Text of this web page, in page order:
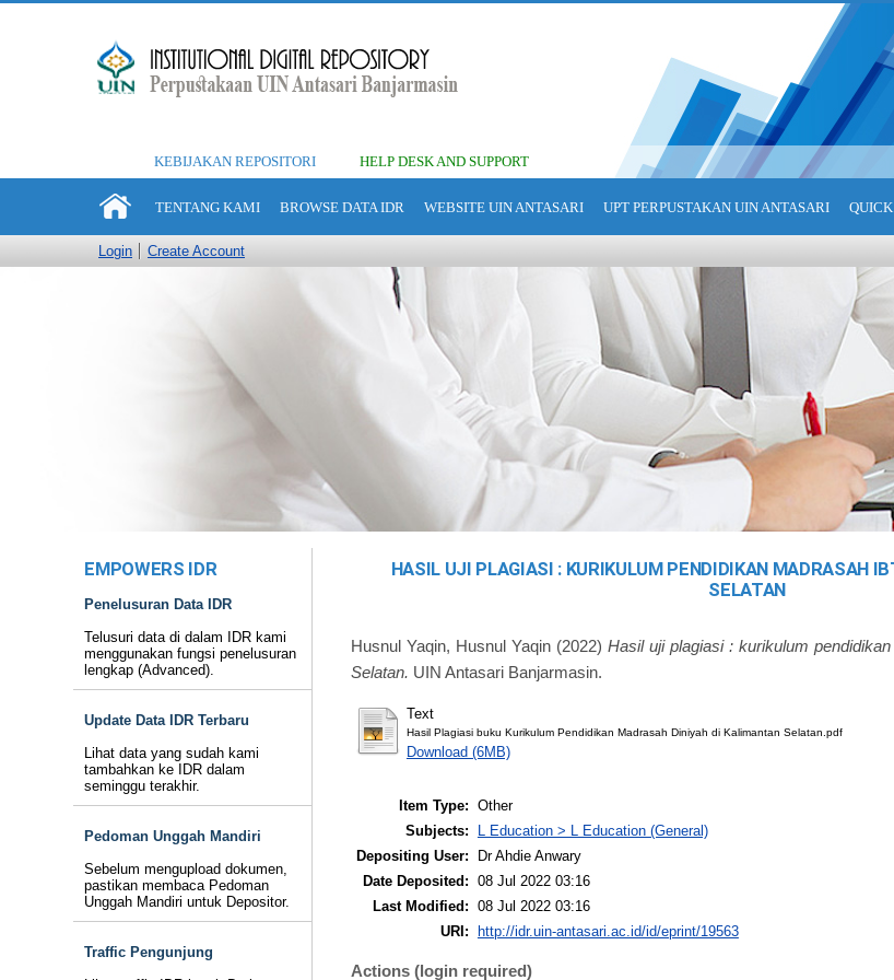
KEBIJAKAN REPOSITORI HELP DESK AND SUPPORT
TENTANG KAMI BROWSE DATA IDR WEBSITE UIN ANTASARI UPT PERPUSTAKAN UIN ANTASARI
Login Create Account
EMPOWERS IDR
Penelusuran Data IDR
Telusuri data di dalam IDR kami
menggunakan fungsi penelusuran
lengkap (Advanced).
Update Data IDR Terbaru
Lihat data yang sudah kami
tambahkan ke IDR dalam
seminggu terakhir.
Pedoman Unggah Mandiri
Sebelum mengupload dokumen,
pastikan membaca Pedoman
Unggah Mandiri untuk Depositor.
Traffic Pengunjung
HASIL UJI PLAGIASI : KURIKULUM PENDIDIKAN MADRASAH
SELATAN
Husnul Yaqin, Husnul Yaqin(2022) Hasil uji plagiasi : kurikulum
Selatan. UIN Antasari Banjarmasin.
Text
Hasil Plagiasi buku Kurikulum Pendidikan Madrasah Diniyah di Kalimantan Selatan.pdf
Download (6MB)
Item Type: Other
Subjects:
L Education > L Education (General)
Depositing User:
Dr Ahdie Anwary
Date Deposited: 08 Jul 2022 03:16
Last Modified: 08 Jul 2022 03:16
URI:
http://idr.uin-antasari.ac.id/id/eprint/19563
Actions (login required)